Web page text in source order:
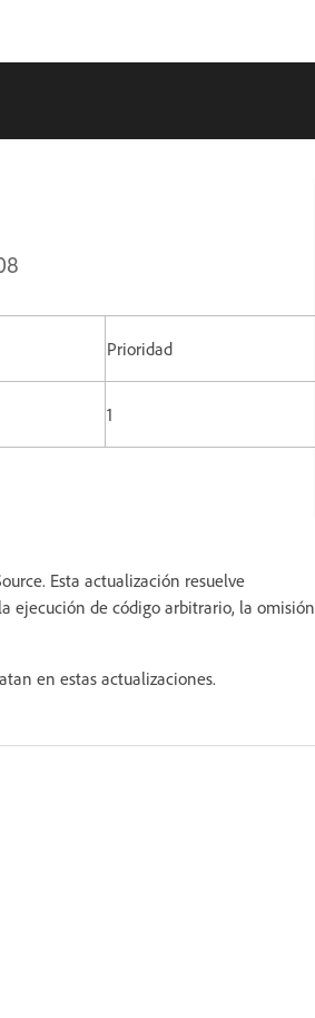
Prioridad
1
Esta actualización resuelve
ejecución de código arbitrario, la omisión
en estas actualizaciones.